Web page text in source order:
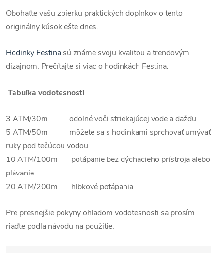
Obohaťte vašu zbierku praktických doplnkov o tento
originálny kúsok ešte dnes.
Hodinky Festina sú známe svoju kvalitou a trendovým
dizajnom. Prečítajte si viac o hodinkách Festina.
Tabuľka vodotesnosti
3 ATM/30m odolné voči striekajúcej vode a dažďu
5 ATM/50m môžete sa s hodinkami sprchovať umývať
ruky pod tečúcou vodou
10 ATM/100m potápanie bez dýchacieho prístroja alebo
plávanie
20 ATM/200m hĺbkové potápania
Pre presnejšie pokyny ohľadom vodotesnosti sa prosím
riaďte podľa návodu na použitie.